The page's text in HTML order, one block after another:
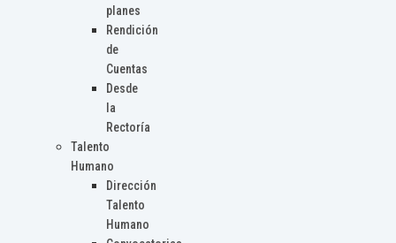
planes
Rendición
de
Cuentas
Desde
la
Rectoría
Talento
Humano
Dirección
Talento
Humano